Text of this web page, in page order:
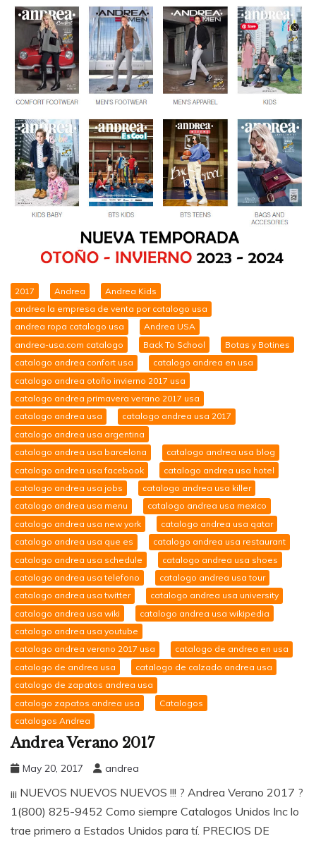
2017 Andrea
Andrea Kids
andrea la empresa de venta por catalogo usa
andrea ropa catalogo usa
Andrea USA
andrea-usa.com catalogo
Back To School
Botas y Botines
catalogo andrea confort usa
catalogo andrea en usa
catalogo andrea otoño invierno 2017 usa
catalogo andrea primavera verano 2017 usa
catalogo andrea usa
catalogo andrea usa 2017
catalogo andrea usa argentina
catalogo andrea usa barcelona
catalogo andrea usa blog
catalogo andrea usa facebook
catalogo andrea usa hotel
catalogo andrea usa jobs
catalogo andrea usa killer
catalogo andrea usa menu
catalogo andrea usa mexico
catalogo andrea usa new york
catalogo andrea usa qatar
catalogo andrea usa que es
catalogo andrea usa restaurant
catalogo andrea usa schedule
catalogo andrea usa shoes
catalogo andrea usa telefono
catalogo andrea usa tour
catalogo andrea usa twitter
catalogo andrea usa university
catalogo andrea usa wiki
catalogo andrea usa wikipedia
catalogo andrea usa youtube
catalogo andrea verano 2017 usa
catalogo de andrea en usa
catalogo de andrea usa
catalogo de calzado andrea usa
catalogo de zapatos andrea usa
catalogo zapatos andrea usa
Catalogos
catalogos Andrea
Andrea Verano 2017
May 20, 2017 andrea
¡¡¡ NUEVOS NUEVOS NUEVOS !!! ? Andrea Verano 2017 ?
1(800) 825-9452 Como siempre Catalogos Unidos Inc lo
trae primero a Estados Unidos para tí. PRECIOS DE